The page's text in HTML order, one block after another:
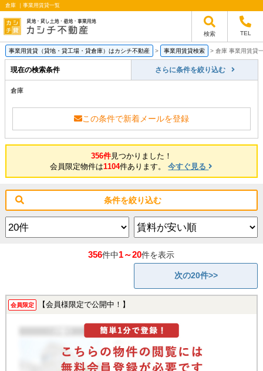
倉庫 ｜事業用賃貸一覧
検索 TEL
事業用賃貸（貸地・貸工場・貸倉庫）はカシチ不動産 > 事業用賃貸検索 > 倉庫 事業用賃貸
現在の検索条件 さらに条件を絞り込む
倉庫
この条件で新着メールを登録
356件見つかりました！
会員限定物件は1104件あります。今すぐ見る
条件を絞り込む
356件中1～20件を表示
次の20件>>
会員限定 【会員様限定で公開中！】